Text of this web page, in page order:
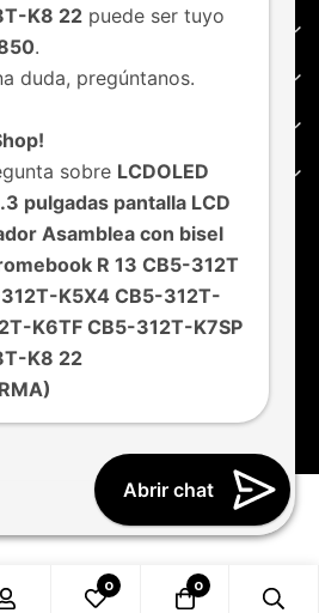
0 0
K8 22 puede ser tuyo
.
duda, pregúntanos.
sobre LCDOLED
pulgadas pantalla LCD
Asamblea con bisel
R 13 CB5-312T
K5X4 CB5-312T-
K6TF CB5-312T-K7SP
K8 22
Abrir chat